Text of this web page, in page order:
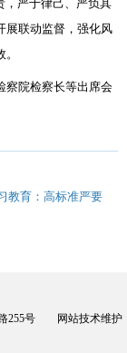
，严于律己、严负其
展联动监督，强化风
察院检察长等出席会
教育：高标准严要
255号 网站技术维护